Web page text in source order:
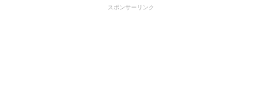
スポンサーリンク